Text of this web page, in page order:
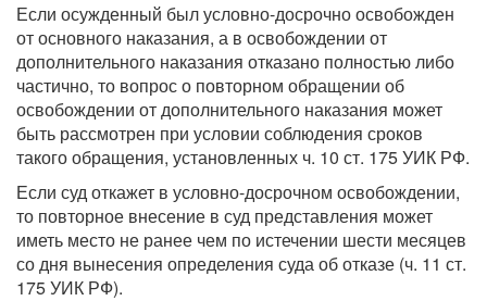
Если осужденный был условно-досрочно освобожден
от основного наказания, а в освобождении от
дополнительного наказания отказано полностью либо
частично, то вопрос о повторном обращении об
освобождении от дополнительного наказания может
быть рассмотрен при условии соблюдения сроков
такого обращения, установленных ч. 10 ст. 175 УИК РФ.
Если суд откажет в условно-досрочном освобождении,
то повторное внесение в суд представления может
иметь место не ранее чем по истечении шести месяцев
со дня вынесения определения суда об отказе (ч. 11 ст.
175 УИК РФ).